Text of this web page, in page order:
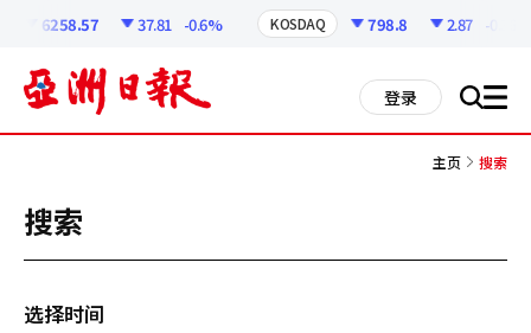
6258.57 37.81 -0.6% KOSDAQ 798.8 2.87 -0.36%
登录 搜 all
主页 搜索
搜索
选择时间